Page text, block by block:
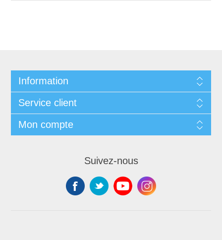
Information
Service client
Mon compte
Suivez-nous